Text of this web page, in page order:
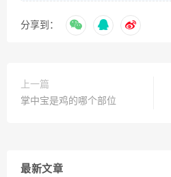
分享到：
上一篇
掌中宝是鸡的哪个部位
最新文章